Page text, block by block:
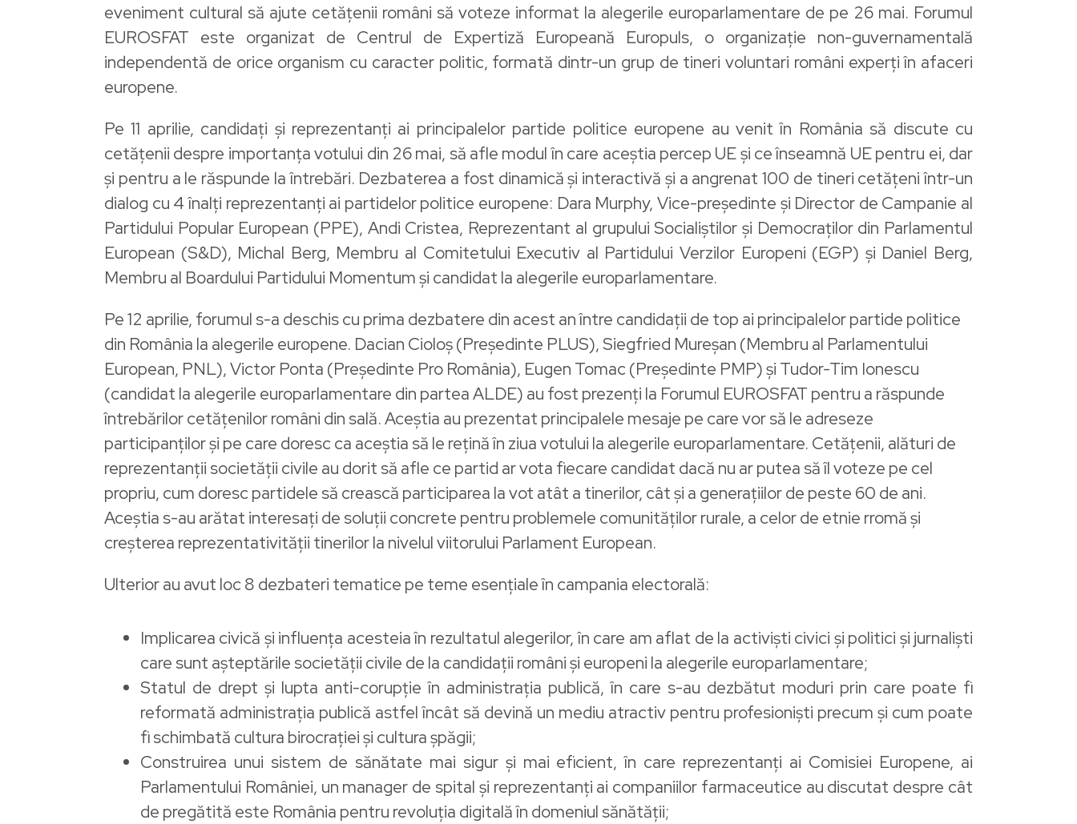
eveniment cultural să ajute cetățenii români să voteze informat la alegerile europarlamentare de pe 26 mai. Forumul
EUROSFAT este organizat de Centrul de Expertiză Europeană Europuls, o organizație non-guvernamentală
independentă de orice organism cu caracter politic, formată dintr-un grup de tineri voluntari români experți în afaceri
europene.
Pe 11 aprilie, candidați și reprezentanți ai principalelor partide politice europene au venit în România să discute cu
cetățenii despre importanța votului din 26 mai, să afle modul în care aceștia percep UE și ce înseamnă UE pentru ei, dar
și pentru a le răspunde la întrebări. Dezbaterea a fost dinamică și interactivă și a angrenat 100 de tineri cetățeni într-un
dialog cu 4 înalți reprezentanți ai partidelor politice europene: Dara Murphy, Vice-președinte și Director de Campanie al
Partidului Popular European (PPE), Andi Cristea, Reprezentant al grupului Socialiștilor și Democraților din Parlamentul
European (S&D), Michal Berg, Membru al Comitetului Executiv al Partidului Verzilor Europeni (EGP) și Daniel Berg,
Membru al Boardului Partidului Momentum și candidat la alegerile europarlamentare.
Pe 12 aprilie, forumul s-a deschis cu prima dezbatere din acest an între candidații de top ai principalelor partide politice
din România la alegerile europene. Dacian Cioloș (Președinte PLUS), Siegfried Mureșan (Membru al Parlamentului
European, PNL), Victor Ponta (Președinte Pro România), Eugen Tomac (Președinte PMP) și Tudor-Tim Ionescu
(candidat la alegerile europarlamentare din partea ALDE) au fost prezenți la Forumul EUROSFAT pentru a răspunde
întrebărilor cetățenilor români din sală. Aceștia au prezentat principalele mesaje pe care vor să le adreseze
participanților și pe care doresc ca aceștia să le rețină în ziua votului la alegerile europarlamentare. Cetățenii, alături de
reprezentanții societății civile au dorit să afle ce partid ar vota fiecare candidat dacă nu ar putea să îl voteze pe cel
propriu, cum doresc partidele să crească participarea la vot atât a tinerilor, cât și a generațiilor de peste 60 de ani.
Aceștia s-au arătat interesați de soluții concrete pentru problemele comunităților rurale, a celor de etnie rromă și
creșterea reprezentativității tinerilor la nivelul viitorului Parlament European.
Ulterior au avut loc 8 dezbateri tematice pe teme esențiale în campania electorală:
Implicarea civică și influența acesteia în rezultatul alegerilor, în care am aflat de la activiști civici și politici și jurnaliști
care sunt așteptările societății civile de la candidații români și europeni la alegerile europarlamentare;
Statul de drept și lupta anti-corupție în administrația publică, în care s-au dezbătut moduri prin care poate fi
reformată administrația publică astfel încât să devină un mediu atractiv pentru profesioniști precum și cum poate
fi schimbată cultura birocrației și cultura șpăgii;
Construirea unui sistem de sănătate mai sigur și mai eficient, în care reprezentanți ai Comisiei Europene, ai
Parlamentului României, un manager de spital și reprezentanți ai companiilor farmaceutice au discutat despre cât
de pregătită este România pentru revoluția digitală în domeniul sănătății;